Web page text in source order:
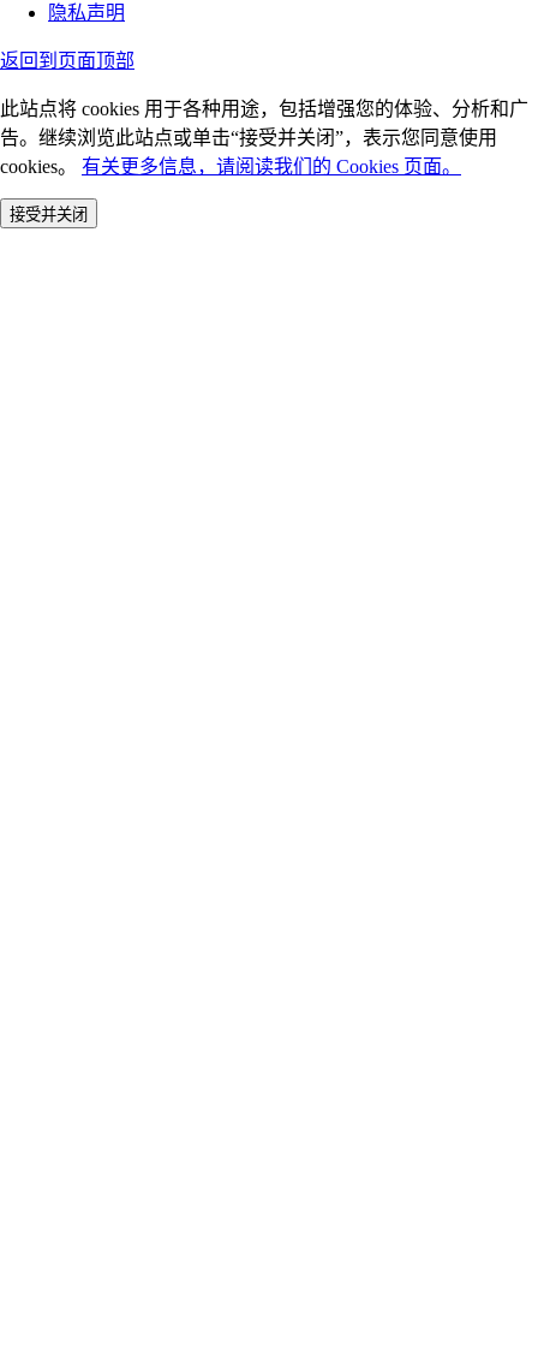
隐私声明
返回到页面顶部
此站点将 cookies 用于各种用途，包括增强您的体验、分析和广
告。继续浏览此站点或单击“接受并关闭”，表示您同意使用
cookies。 有关更多信息，请阅读我们的 Cookies 页面。
接受并关闭